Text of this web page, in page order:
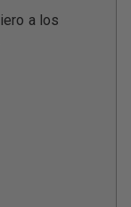
a los